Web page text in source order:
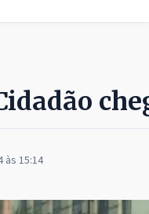
às 15:14